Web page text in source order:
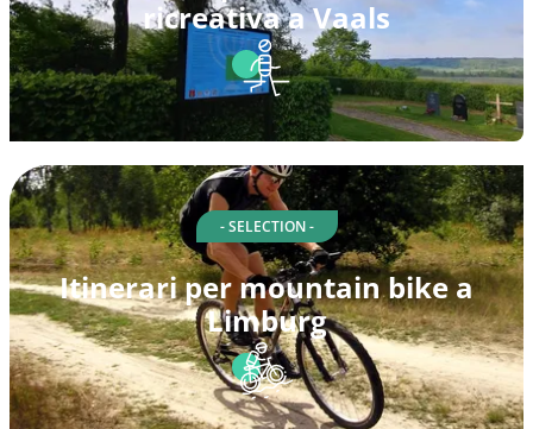
ricreativa a Vaals
- SELECTION -
Itinerari per mountain bike a
Limburg